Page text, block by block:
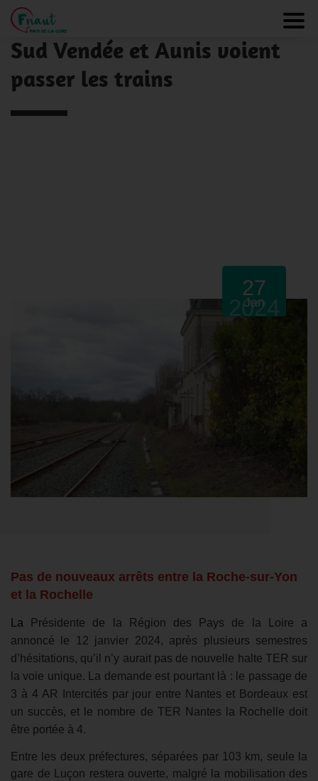
Panneau de gestion des cookies
NOS ACTUALITÉS
Sud Vendée et Aunis voient
passer les trains
27
Jan
2024
Pas de nouveaux arrêts entre la Roche-sur-Yon
et la Rochelle
La Présidente de la Région des Pays de la Loire a
annoncé le 12 janvier 2024, après plusieurs semestres
d’hésitations, qu’il n’y aurait pas de nouvelle halte TER sur
la voie unique. La demande est pourtant là : le passage de
3 à 4 AR Intercités par jour entre Nantes et Bordeaux est
un succès, et le nombre de TER Nantes la Rochelle doit
être portée à 4.
Entre les deux préfectures, séparées par 103 km, seule la
gare de Luçon restera ouverte, malgré la mobilisation des